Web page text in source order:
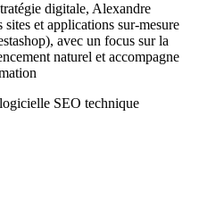
digitale, Alexandre
et applications sur-mesure
avec un focus sur la
naturel et accompagne
SEO technique